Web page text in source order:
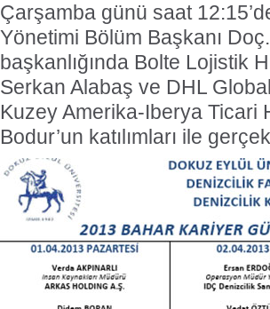
Çarşamba günü saat
Yönetimi Bölüm Başkanı
başkanlığında Bolte Lojistik
Serkan Alabaş ve DHL
Kuzey Amerika-Iberya Ticari
Bodur’un katılımları ile